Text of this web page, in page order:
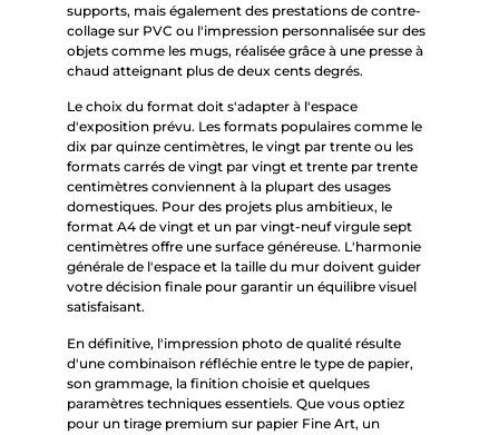
supports, mais également des prestations de contre-
collage sur PVC ou l'impression personnalisée sur des
objets comme les mugs, réalisée grâce à une presse à
chaud atteignant plus de deux cents degrés.
Le choix du format doit s'adapter à l'espace
d'exposition prévu. Les formats populaires comme le
dix par quinze centimètres, le vingt par trente ou les
formats carrés de vingt par vingt et trente par trente
centimètres conviennent à la plupart des usages
domestiques. Pour des projets plus ambitieux, le
format A4 de vingt et un par vingt-neuf virgule sept
centimètres offre une surface généreuse. L'harmonie
générale de l'espace et la taille du mur doivent guider
votre décision finale pour garantir un équilibre visuel
satisfaisant.
En définitive, l'impression photo de qualité résulte
d'une combinaison réfléchie entre le type de papier,
son grammage, la finition choisie et quelques
paramètres techniques essentiels. Que vous optiez
pour un tirage premium sur papier Fine Art, un